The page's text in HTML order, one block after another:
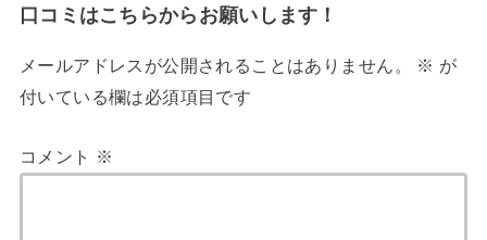
口コミはこちらからお願いします！
メールアドレスが公開されることはありません。 ※ が
付いている欄は必須項目です
コメント ※